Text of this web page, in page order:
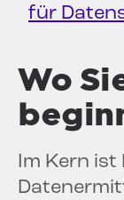
für
Wo
Im Kern ist